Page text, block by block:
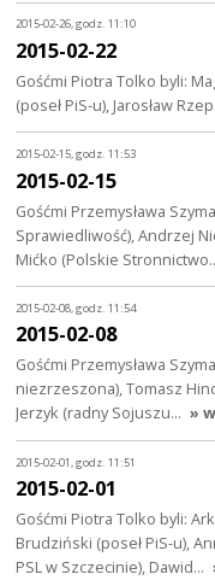
2015-02-26, godz. 11:10
2015-02-22
Gośćmi Piotra Tolko byli:
(poseł PiS-u), Jarosław
2015-02-15, godz. 11:53
2015-02-15
Gośćmi Przemysława
Sprawiedliwość), Andrzej
Mićko (Polskie
2015-02-08, godz. 11:54
2015-02-08
Gośćmi Przemysława
niezrzeszona), Tomasz
Jerzyk (radny Sojuszu… »
2015-02-01, godz. 11:51
2015-02-01
Gośćmi Piotra Tolko byli:
Brudziński (poseł PiS-u),
PSL w Szczecinie), Dawid…